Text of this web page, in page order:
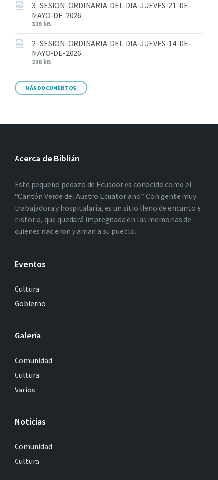
3.-SESION-ORDINARIA-DEL-DIA-JUEVES-21-DE-
MAYO-DE-2026
309 kB
2.-SESION-ORDINARIA-DEL-DIA-JUEVES-14-DE-
MAYO-DE-2026
298 kB
MÁS DOCUMENTOS
Acerca de Biblián
Este pequeño pedazo de Ecuador es conocido como el
“Cantón Verde del Austro Ecuatoriano”. Con gente muy
trabajadora y hospitalaria, es un sitio lleno de encanto e
historia, que quedará impregnada en las memorias de
quienes nacieron y aman a su pueblo.
Eventos
Cultura
Gobierno
Galería
Comunidad
Cultura
Varios
Noticias
Comunidad
Cultura